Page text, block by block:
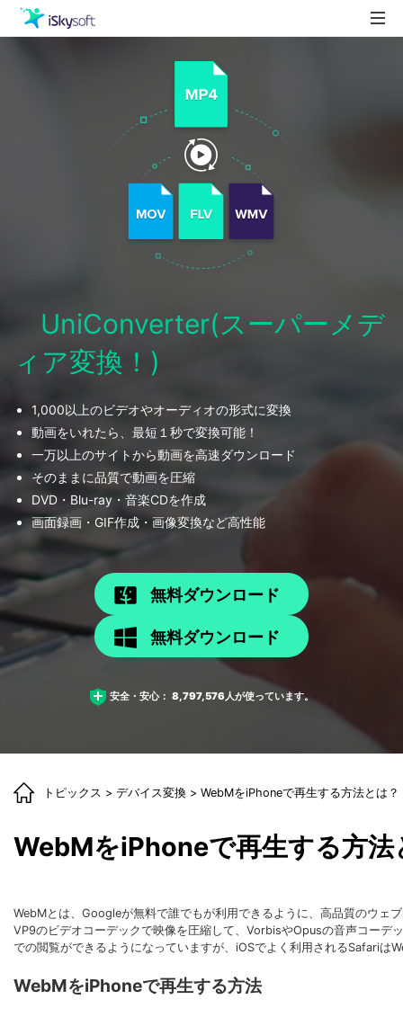
UniConverter(スーパーメデ
ィア変換！)
1,000以上のビデオやオーディオの形式に変換
動画をいれたら、最短１秒で変換可能！
一万以上のサイトから動画を高速ダウンロード
そのままに品質で動画を圧縮
DVD・Blu-ray・音楽CDを作成
画面録画・GIF作成・画像変換など高性能
無料ダウンロード
無料ダウンロード
安全・安心： 8,797,576人が使っています。
トピックス > デバイス変換 > WebMをiPhoneで再生する方法とは？
WebMをiPhoneで再生する方法
WebMとは、Googleが無料で誰でもが利用できるように、高品質のウェ
VP9のビデオコーデックで映像を圧縮して、VorbisやOpusの音声コー
での閲覧ができるようになっていますが、iOSでよく利用されるSafariは
WebMをiPhoneで再生する方法